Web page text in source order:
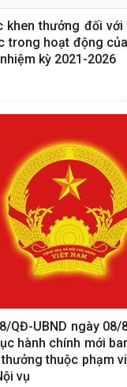
khen thưởng đối
trong hoạt động
kỳ 2021-2026
QĐ-UBND ngày
hành chính mới
thuộc phạm
vụ